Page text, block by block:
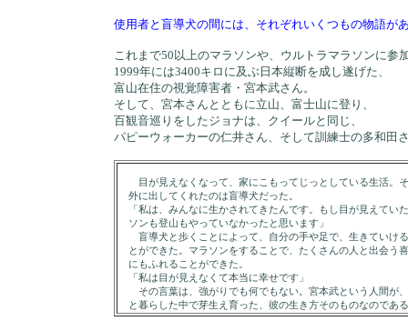
使用者と盲導犬の間には、それぞれいくつもの物語が
これまで50以上のマラソンや、ウルトラマラソンに参
1999年には3400キロに及ぶ日本縦断を成し遂げた、
富山在住の視覚障害者・宮本武さん。
そして、宮本さんとともに立山、富士山に登り、
百観音巡りをしたジョナは、クイールと同じ、
パピーウォーカーの仁井さん、そして訓練士の多和田
目が見えなくなって、家にこもってじっとしている生活。
外に出してくれたのは盲導犬だった。
「私は、みんなに生かされてきたんです。もし目が見えて
ソンも登山もやっていなかったと思います」
盲導犬と歩くことによって、自分の手や足で、生きていけ
とができた。マラソンをすることで、たくさんの人と出会
にもふれることができた。
「私は目が見えなくて本当に幸せです」
その言葉は、強がりでも何でもない。宮本武という人間が
と暮らした中で芽生え育った、彼の生き方そのものなので